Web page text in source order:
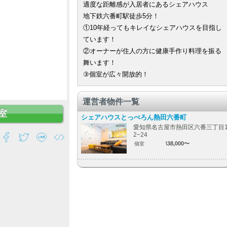
適度な距離感が入居者にあるシェアハウス
地下鉄六番町駅徒歩5分！
①10年経ってもキレイなシェアハウスを目指し
ています！
②オーナーが住人の方に健康手作り料理を振る
舞います！
③個室が広々開放的！
運営者物件一覧
シェアハウスとっぺろん熱田六番町
愛知県名古屋市熱田区六番三丁目
2−24
個室 \38,000〜